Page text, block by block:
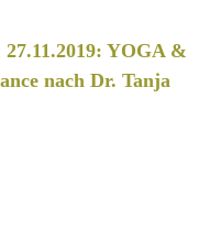
YOGA &
nach Dr. Tanja